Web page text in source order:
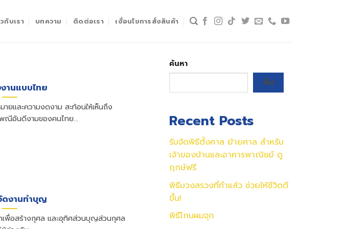
กับเรา บทความ ติดต่อเรา เงื่อนไขการสั่งสินค้า
านแบบไทย
ยและความงดงาม สะท้อนให้เห็นถึง
ณีอันดีงามของคนไทย...
ดงานทำบุญ
พื่อสร้างกุศล และอุทิศส่วนบุญส่วนกุศล
ค้นหา
ค้น
Recent Posts
รับจัดพิธีตั้งศาล ย้ายศาล สำหรับ
เจ้าของบ้านและอาคารพาณิชย์ ดู
ฤกษ์ฟรี
พิธีบวงสรวงที่ทำแล้ว ช่วยให้ชีวิตดี
ขึ้น!
พิธีโกนผมจุก